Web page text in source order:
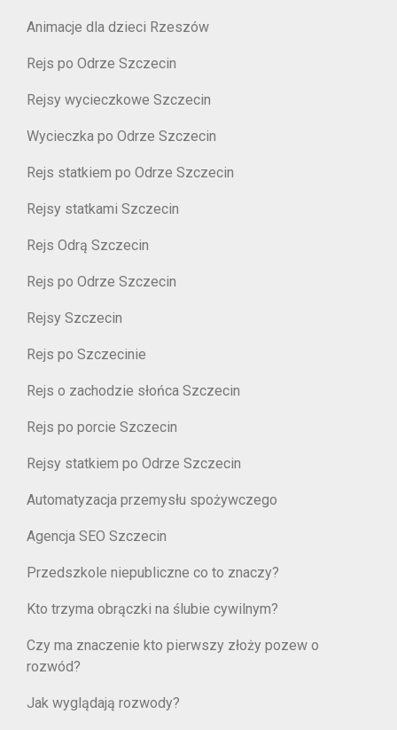
Animacje dla dzieci Rzeszów
Rejs po Odrze Szczecin
Rejsy wycieczkowe Szczecin
Wycieczka po Odrze Szczecin
Rejs statkiem po Odrze Szczecin
Rejsy statkami Szczecin
Rejs Odrą Szczecin
Rejs po Odrze Szczecin
Rejsy Szczecin
Rejs po Szczecinie
Rejs o zachodzie słońca Szczecin
Rejs po porcie Szczecin
Rejsy statkiem po Odrze Szczecin
Automatyzacja przemysłu spożywczego
Agencja SEO Szczecin
Przedszkole niepubliczne co to znaczy?
Kto trzyma obrączki na ślubie cywilnym?
Czy ma znaczenie kto pierwszy złoży pozew o
rozwód?
Jak wyglądają rozwody?